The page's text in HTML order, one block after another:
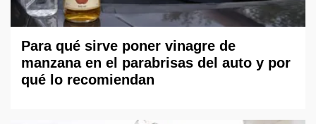
Para qué sirve poner vinagre de
manzana en el parabrisas del auto y por
qué lo recomiendan